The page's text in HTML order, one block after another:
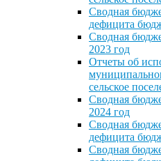
Сводная
дефицита
Сводная
2023 год
Отчеты об
сельское
Сводная
2024 год
Сводная
дефицита
Сводная